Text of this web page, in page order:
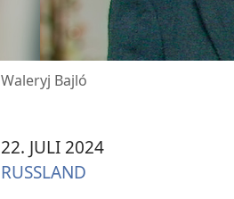
Waleryj Bajló
22. JULI 2024
RUSSLAND